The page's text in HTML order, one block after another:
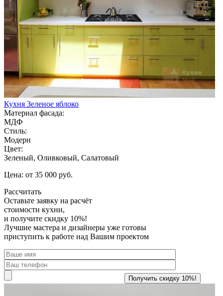
Кухня Зеленое яблоко
Материал фасада:
МДФ
Стиль:
Модерн
Цвет:
Зеленый, Оливковый, Салатовый
Цена: от 35 000 руб.
Рассчитать
Оставьте заявку на расчёт
стоимости кухни,
и получите скидку 10%!
Лучшие мастера и дизайнеры уже готовы
приступить к работе над Вашим проектом